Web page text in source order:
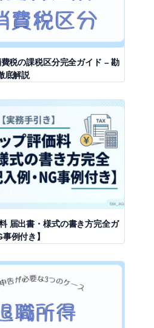
費税の課税区分完全ガイド – 勘
底解説
届出書・様式の書き方完全ガ
例付き】